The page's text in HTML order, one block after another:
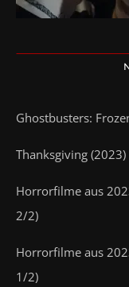
Ghostbusters:
Thanksgiving (2023)
Horrorfilme aus
2/2)
Horrorfilme aus
1/2)